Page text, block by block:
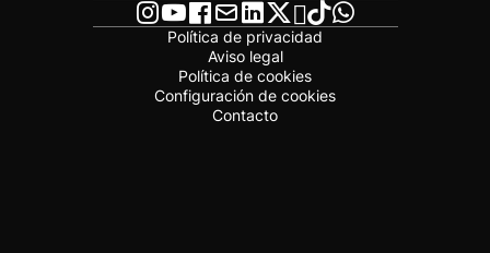
Política de privacidad
Aviso legal
Política de cookies
Configuración de cookies
Contacto